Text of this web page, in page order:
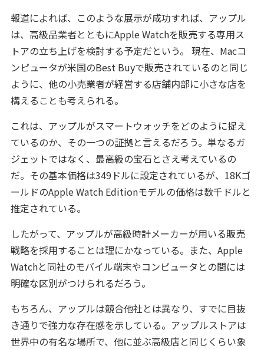
報道によれば、このような展示が成功すれば、アップル
は、高級品業者とともにApple Watchを販売する専用ス
トアの立ち上げを検討する予定だという。 現在、Macコ
ンピュータが米国のBest Buyで販売されているのと同じ
ように、他の小売業者が経営する店舗内部に小さな店を
構えることも考えられる。
これは、アップルがスマートウォッチをどのように捉え
ているのか、その一つの証拠と言えるだろう。単なるガ
ジェットではなく、最高級の宝石とさえ考えているの
だ。その基本価格は349ドルに設定されているが、18Kゴ
ールドのApple Watch Editionモデルの価格は数千ドルと
推定されている。
したがって、アップルが高級時計メーカーが用いる販売
戦略を採用することは理にかなっている。また、Apple
Watchと同社のモバイル端末やコンピュータとの間には
明確な区別がつけられるだろう。
もちろん、アップルは競合他社とは異なり、すでに目抜
き通りで強力な存在感を示している。アップルストアは
世界中の有名な場所で、他に並ぶ高級店と同じくらい象